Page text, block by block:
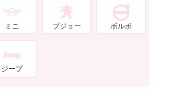
ミニ プジョー ボルボ
ジープ